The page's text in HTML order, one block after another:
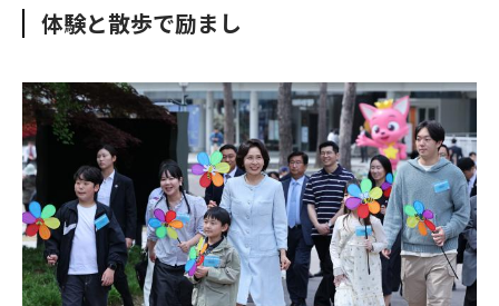
o
e
体験と散歩で励まし